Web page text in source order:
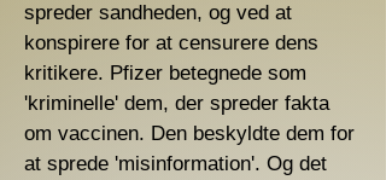
spreder sandheden, og ved at
konspirere for at censurere dens
kritikere. Pfizer betegnede som
'kriminelle' dem, der spreder fakta
om vaccinen. Den beskyldte dem for
at sprede 'misinformation'. Og det